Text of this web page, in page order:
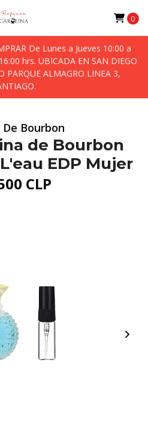
De Lunes a Jueves 10:00 a
hrs. UBICADA EN SAN DIEGO
PARQUE ALMAGRO LINEA 3,
0
Bourbon
de Bourbon
EDP Mujer
CLP